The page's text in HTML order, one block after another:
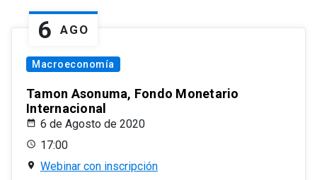
6 AGO
Macroeconomía
Tamon Asonuma, Fondo Monetario
Internacional
6 de Agosto de 2020
17:00
Webinar con inscripción